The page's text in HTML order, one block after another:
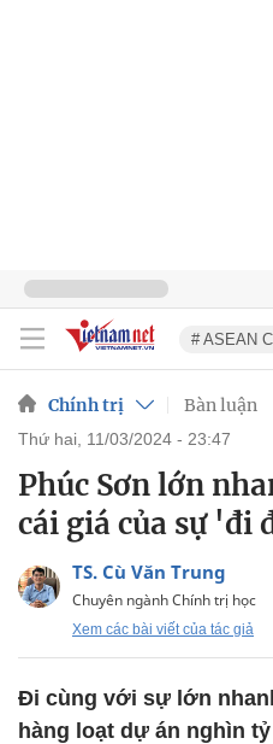
# ASEAN
Chính trị Bàn luận
thứ hai, 11/03/2024 - 23:47
Phúc Sơn lớn
cái giá của sự 'đi
TS. Cù Văn Trung
Chuyên ngành Chính trị học
Xem các bài viết của tác giả
Đi cùng với sự lớn
hàng loạt dự án nghìn